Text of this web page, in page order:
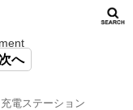
次へ
電ステーション